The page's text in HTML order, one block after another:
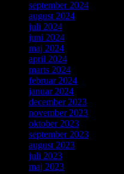
september 2024
august 2024
juli 2024
juni 2024
maj 2024
april 2024
marts 2024
februar 2024
januar 2024
december 2023
november 2023
oktober 2023
september 2023
august 2023
juli 2023
maj 2023